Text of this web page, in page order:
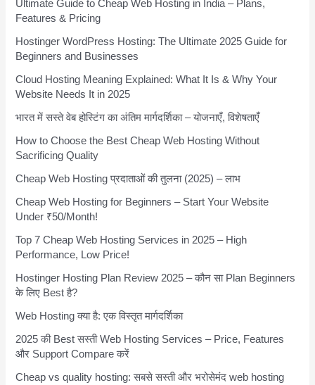
Ultimate Guide to Cheap Web Hosting in India – Plans,
Features & Pricing
Hostinger WordPress Hosting: The Ultimate 2025 Guide for
Beginners and Businesses
Cloud Hosting Meaning Explained: What It Is & Why Your
Website Needs It in 2025
भारत में सस्ते वेब होस्टिंग का अंतिम मार्गदर्शिका – योजनाएँ, विशेषताएँ
How to Choose the Best Cheap Web Hosting Without
Sacrificing Quality
Cheap Web Hosting प्रदाताओं की तुलना (2025) – लाभ
Cheap Web Hosting for Beginners – Start Your Website
Under ₹50/Month!
Top 7 Cheap Web Hosting Services in 2025 – High
Performance, Low Price!
Hostinger Hosting Plan Review 2025 – कौन सा Plan Beginners
के लिए Best है?
Web Hosting क्या है: एक विस्तृत मार्गदर्शिका
2025 की Best सस्ती Web Hosting Services – Price, Features
और Support Compare करें
Cheap vs quality hosting: सबसे सस्ती और भरोसेमंद web hosting